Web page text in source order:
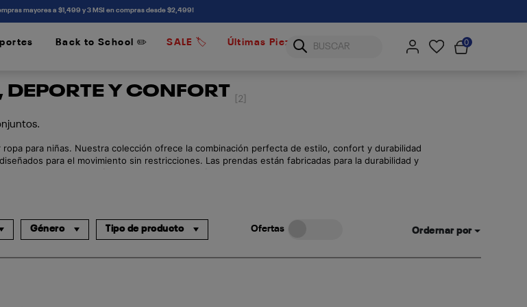
mayores a $1,499 y 3 MSI en compras desde $2,499!
Back to School ✏️ SALE 🏷️ Últimas Piezas 0
Y CONFORT [2]
para niñas. Nuestra colección ofrece la combinación perfecta de estilo, confort y durabilidad
para el movimiento sin restricciones. Las prendas están fabricadas para la durabilidad y
Género Tipo de producto Ofertas Ordernar por